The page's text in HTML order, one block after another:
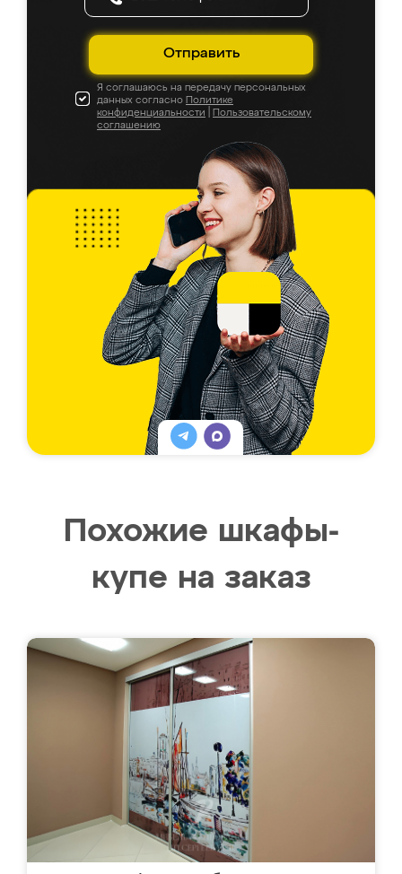
Отправить
Я соглашаюсь на передачу персональных
данных согласно Политике
конфиденциальности
Пользовательскому
соглашению
Похожие шкафы-
купе на заказ